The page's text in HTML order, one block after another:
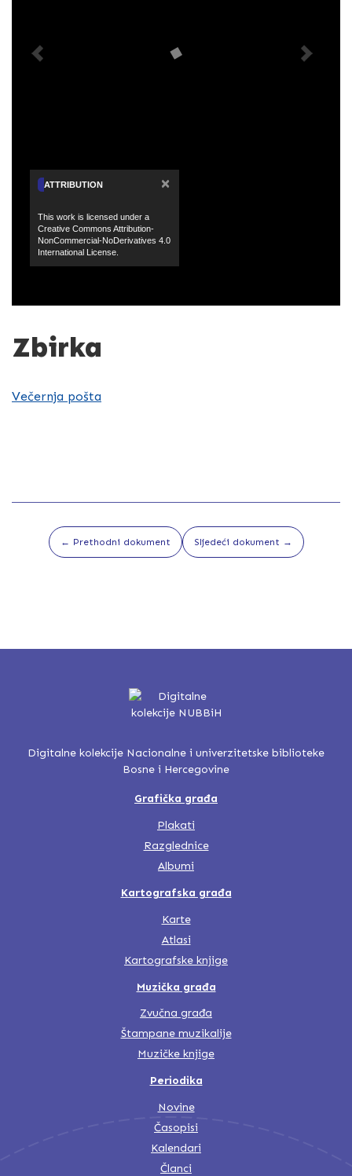
Zbirka
Večernja pošta
ATTRIBUTION ×
This work is licensed under a
Creative Commons Attribution-
NonCommercial-NoDerivatives 4.0
International License.
← Prethodni dokument Sljedeći dokument →
Digitalne kolekcije Nacionalne i univerzitetske biblioteke
Bosne i Hercegovine
Grafička građa
Plakati
Razglednice
Albumi
Kartografska građa
Karte
Atlasi
Kartografske knjige
Muzička građa
Zvučna građa
Štampane muzikalije
Muzičke knjige
Periodika
Novine
Časopisi
Kalendari
Članci